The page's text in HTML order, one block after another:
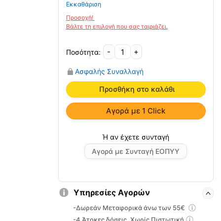
Εκκαθάριση
Αγορά με Συνταγή ΕΟΠΥΥ
Αγορά με 1 Click
-
Νάρθηκας
Δακτύλου
SINGLE
ARMCHAIR
03-
2-
098
ποσότητα
+
Ασφαλής Συναλλαγή
Προσθήκη στο καλάθι
Υπηρεσίες Αγορών
-Δωρεάν Μεταφορικά άνω των 55€
-4 Άτοκες δόσεις, Χωρίς Πιστωτική